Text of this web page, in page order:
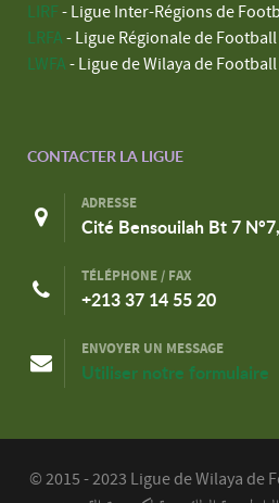
LIRF - Ligue Inter-Régions de
LRFA - Ligue Régionale de
LWFA - Ligue de Wilaya de
CONTACTER LA LIGUE
ADRESSE
Cité Bensouilah Bt 7
TÉLÉPHONE / FAX
+213 37 14 55 20
ENVOYER UN MESSAGE
Utiliser notre formulaire
© 2015 - 2023 Ligue de Wilaya de